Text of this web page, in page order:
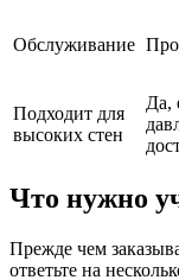
Обслуживание
Подходит для
высоких стен
Да,
Что нужно
Прежде чем
ответьте на